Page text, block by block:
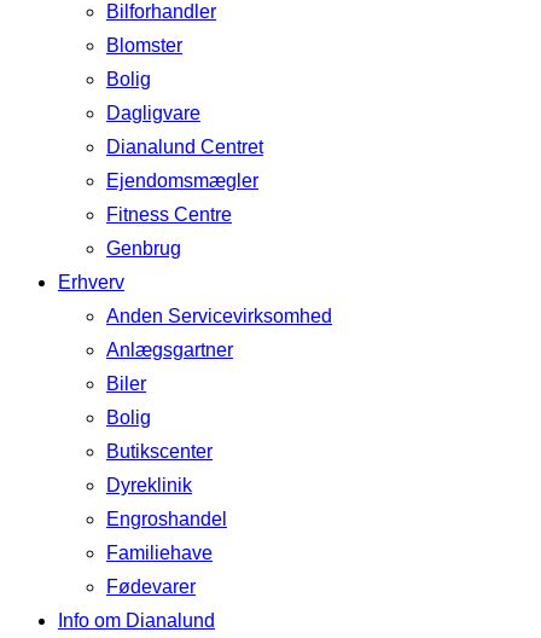
Bilforhandler
Blomster
Bolig
Dagligvare
Dianalund Centret
Ejendomsmægler
Fitness Centre
Genbrug
Erhverv
Anden Servicevirksomhed
Anlægsgartner
Biler
Bolig
Butikscenter
Dyreklinik
Engroshandel
Familiehave
Fødevarer
Info om Dianalund